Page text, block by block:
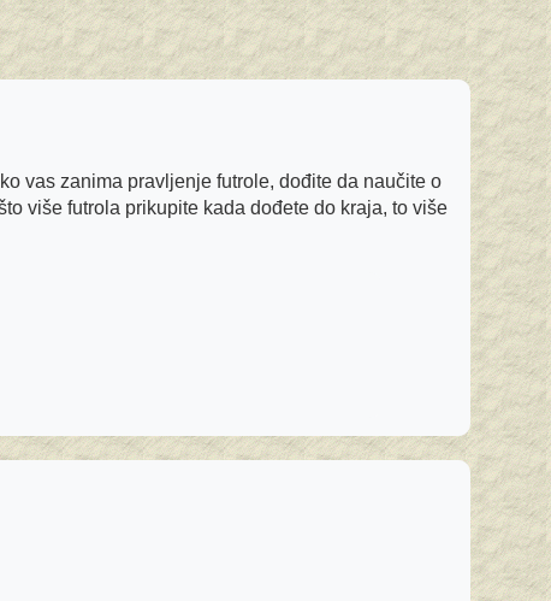
vas zanima pravljenje futrole, dođite da naučite o
više futrola prikupite kada dođete do kraja, to više